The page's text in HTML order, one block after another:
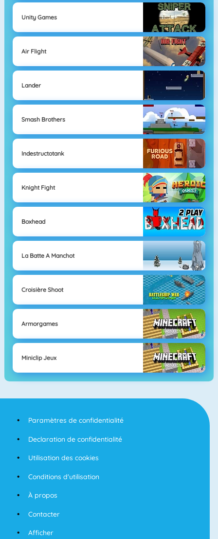
Unity Games
Air Flight
Lander
Smash Brothers
Indestructotank
Knight Fight
Boxhead
La Batte A Manchot
Croisière Shoot
Armorgames
Miniclip Jeux
Paramètres de confidentialité
Declaration de confidentialité
Utilisation des cookies
Conditions d'utilisation
À propos
Contacter
Afficher